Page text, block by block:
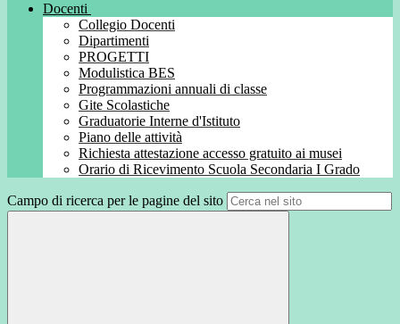
Docenti
Collegio Docenti
Dipartimenti
PROGETTI
Modulistica BES
Programmazioni annuali di classe
Gite Scolastiche
Graduatorie Interne d'Istituto
Piano delle attività
Richiesta attestazione accesso gratuito ai musei
Orario di Ricevimento Scuola Secondaria I Grado
Campo di ricerca per le pagine del sito